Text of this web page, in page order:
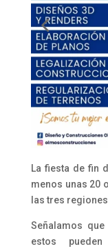
La fiesta de fin
menos unas 20
las tres
Señalamos
estos